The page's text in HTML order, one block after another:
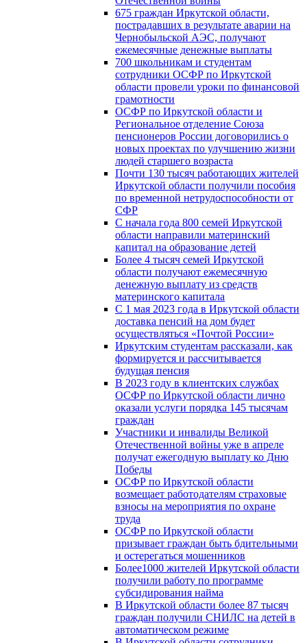
675 граждан Иркутской области,
пострадавших в результате аварии на
Чернобыльской АЭС, получают
ежемесячные денежные выплаты
700 школьникам и студентам
сотрудники ОСФР по Иркутской
области провели уроки по финансовой
грамотности
ОСФР по Иркутской области и
Региональное отделение Союза
пенсионеров России договорились о
новых проектах по улучшению жизни
людей старшего возраста
Почти 130 тысяч работающих жителей
Иркутской области получили пособия
по временной нетрудоспособности от
СФР
С начала года 800 семей Иркутской
области направили материнский
капитал на образование детей
Более 4 тысяч семей Иркутской
области получают ежемесячную
денежную выплату из средств
материнского капитала
С 1 мая 2023 года в Иркутской области
доставка пенсий на дом будет
осуществляться «Почтой России»
Иркутским студентам рассказали, как
формируется и рассчитывается
будущая пенсия
В 2023 году в клиентских службах
ОСФР по Иркутской области лично
оказали услуги порядка 145 тысячам
граждан
Участники и инвалиды Великой
Отечественной войны уже в апреле
получат ежегодную выплату ко Дню
Победы
ОСФР по Иркутской области
возмещает работодателям страховые
взносы на мероприятия по охране
труда
ОСФР по Иркутской области
призывает граждан быть бдительными
и остерегаться мошенников
Более1000 жителей Иркутской области
получили работу по программе
субсидирования найма
В Иркутской области более 87 тысяч
граждан получили СНИЛС на детей в
автоматическом режиме